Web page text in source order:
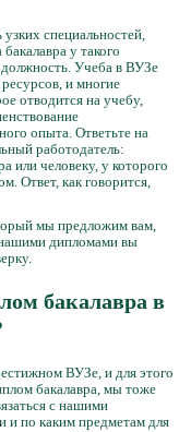
специальностей,
у такого
Учеба в ВУЗе
и многие
отводится на учебу,
опыта. Ответьте на
работодатель:
или человеку, у которого
Ответ, как говорится,
мы предложим вам,
дипломами вы
бакалавра в
ВУЗе, и для этого
бакалавра, мы тоже
с нашими
и по каким предметам для